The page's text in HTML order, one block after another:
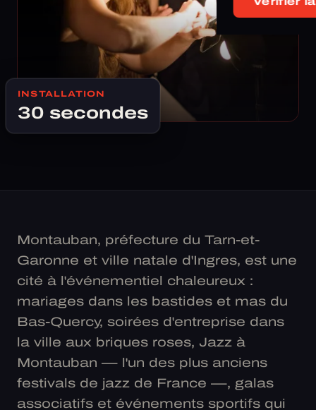
INSTALLATION
30 secondes
Montauban, préfecture du Tarn-et-
Garonne et ville natale d'Ingres, est une
cité à l'événementiel chaleureux :
mariages dans les bastides et mas du
Bas-Quercy, soirées d'entreprise dans
la ville aux briques roses, Jazz à
Montauban — l'un des plus anciens
festivals de jazz de France —, galas
associatifs et événements sportifs qui